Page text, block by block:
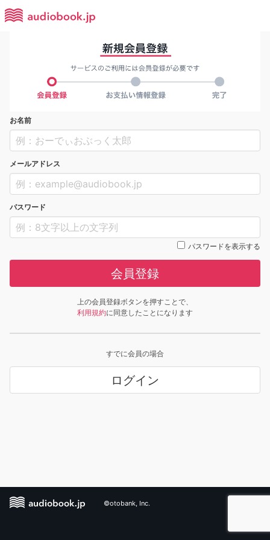
お名前
メールアドレス
パスワード
パスワードを表示する
会員登録
上の会員登録ボタンを押すことで、
利用規約に同意したことになります
すでに会員の場合
ログイン
©otobank, Inc.